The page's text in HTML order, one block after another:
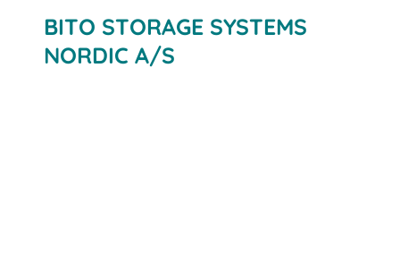
BITO STORAGE SYSTEMS
NORDIC A/S